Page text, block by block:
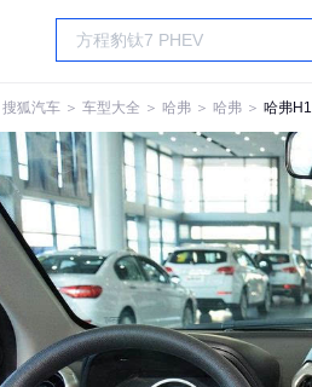
搜狐汽车 ＞ 车型大全 ＞ 哈弗 ＞ 哈弗 ＞ 哈弗H1